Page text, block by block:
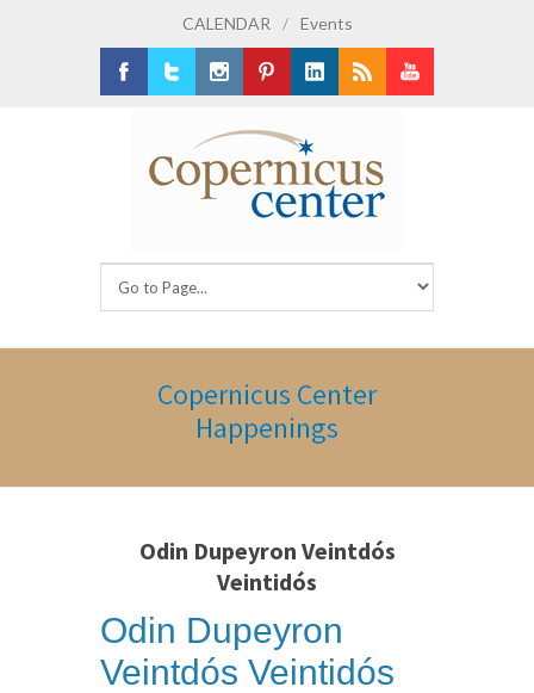
CALENDAR / Events
Copernicus Center
Happenings
Odin Dupeyron Veintdós
Veintidós
Odin Dupeyron
Veintdós Veintidós